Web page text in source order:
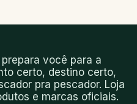
você para a
certo, destino certo,
pra pescador. Loja
e marcas oficiais.